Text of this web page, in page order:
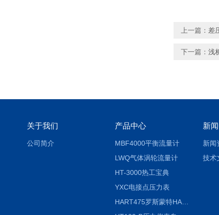
上一篇： 差
下一篇： 浅
关于我们
公司简介
产品中心
MBF4000平衡流量计
LWQ气体涡轮流量计
HT-3000热工宝典
YXC电接点压力表
HART475罗斯蒙特HART475手操器
新
新闻
技术